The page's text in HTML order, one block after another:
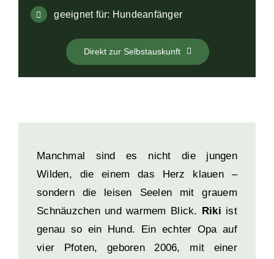
geeignet für: Hundeanfänger
Direkt zur Selbstauskunft
Manchmal sind es nicht die jungen
Wilden, die einem das Herz klauen –
sondern die leisen Seelen mit grauem
Schnäuzchen und warmem Blick. Riki ist
genau so ein Hund. Ein echter Opa auf
vier Pfoten, geboren 2006, mit einer